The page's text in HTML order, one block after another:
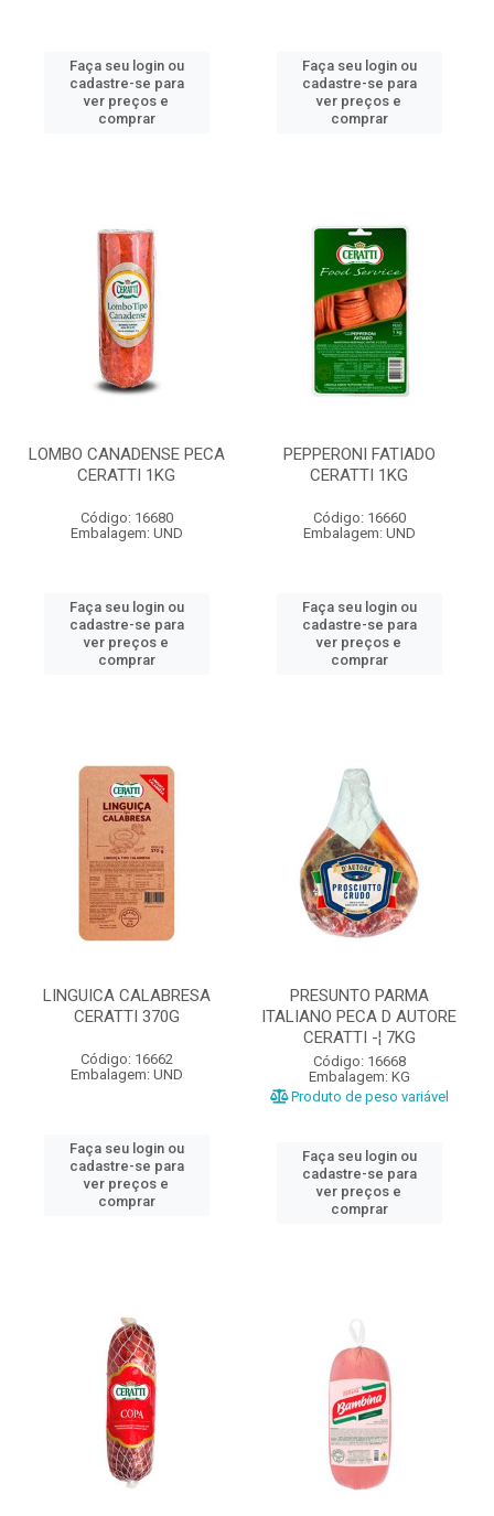
Faça seu login ou
cadastre-se para
ver preços e
comprar
Faça seu login ou
cadastre-se para
ver preços e
comprar
LOMBO CANADENSE PECA
CERATTI 1KG
Código: 16680
Embalagem: UND
Faça seu login ou
cadastre-se para
ver preços e
comprar
PEPPERONI FATIADO
CERATTI 1KG
Código: 16660
Embalagem: UND
Faça seu login ou
cadastre-se para
ver preços e
comprar
LINGUICA CALABRESA
CERATTI 370G
Código: 16662
Embalagem: UND
Faça seu login ou
cadastre-se para
ver preços e
comprar
PRESUNTO PARMA
ITALIANO PECA D AUTORE
CERATTI -¦ 7KG
Código: 16668
Embalagem: KG
Produto de peso variável
Faça seu login ou
cadastre-se para
ver preços e
comprar